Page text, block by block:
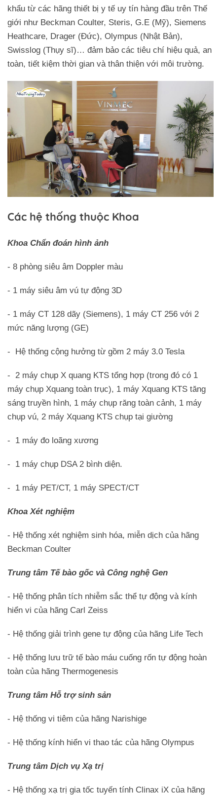
khẩu từ các hãng thiết bị y tế uy tín hàng đầu trên Thế
giới như Beckman Coulter, Steris, G.E (Mỹ), Siemens
Heathcare, Drager (Đức), Olympus (Nhật Bản),
Swisslog (Thụy sĩ)… đảm bảo các tiêu chí hiệu quả, an
toàn, tiết kiệm thời gian và thân thiện với môi trường.
Các hệ thống thuộc Khoa
Khoa Chẩn đoán hình ảnh
- 8 phòng siêu âm Doppler màu
- 1 máy siêu âm vú tự động 3D
- 1 máy CT 128 dãy (Siemens), 1 máy CT 256 với 2
mức năng lượng (GE)
- Hệ thống cộng hưởng từ gồm 2 máy 3.0 Tesla
- 2 máy chụp X quang KTS tổng hợp (trong đó có 1
máy chụp Xquang toàn trục), 1 máy Xquang KTS tăng
sáng truyền hình, 1 máy chụp răng toàn cảnh, 1 máy
chụp vú, 2 máy Xquang KTS chụp tại giường
- 1 máy đo loãng xương
- 1 máy chụp DSA 2 bình diện.
- 1 máy PET/CT, 1 máy SPECT/CT
Khoa Xét nghiệm
- Hệ thống xét nghiệm sinh hóa, miễn dịch của hãng
Beckman Coulter
Trung tâm Tế bào gốc và Công nghệ Gen
- Hệ thống phân tích nhiễm sắc thể tự động và kính
hiển vi của hãng Carl Zeiss
- Hệ thống giải trình gene tự động của hãng Life Tech
- Hệ thống lưu trữ tế bào máu cuống rốn tự động hoàn
toàn của hãng Thermogenesis
Trung tâm Hỗ trợ sinh sản
- Hệ thống vi tiêm của hãng Narishige
- Hệ thống kính hiển vi thao tác của hãng Olympus
Trung tâm Dịch vụ Xạ trị
- Hệ thống xạ trị gia tốc tuyến tính Clinax iX của hãng